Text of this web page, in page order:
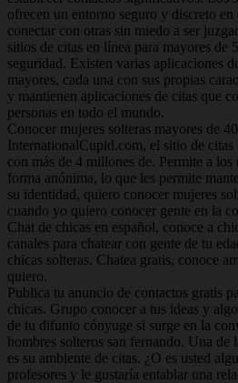
ofrecen un entorno seguro y discreto en
conectar con otras sin miedo a ser
sitios de citas en línea para mayores de
seguridad. Existen varias aplicaciones
mayores, cada una con sus propias
y mantienen aplicaciones de citas que
personas en todo el mundo.
Conocer mujeres solteras mayores de
InternationalCupid.com, el sitio de
con más de 4 millones de. Permite a los
forma anónima, lo que les permite
su identidad, quiero conocer mujeres
cuando yo quiero conocer gente en la
Chat de chicas en español, conoce a
canales para chatear con gente de tu
chicas solteras. Chatea gratis, conoce
quiero.
Publica tu anuncio de contactos gratis
chicas. Grupo conocer a tus ideas y
de tu difunto cónyuge si surge en la
hombres solteros san fernando. Una de
es su ambiente de citas. ¿O es usted
profesores y le gustaría entablar una